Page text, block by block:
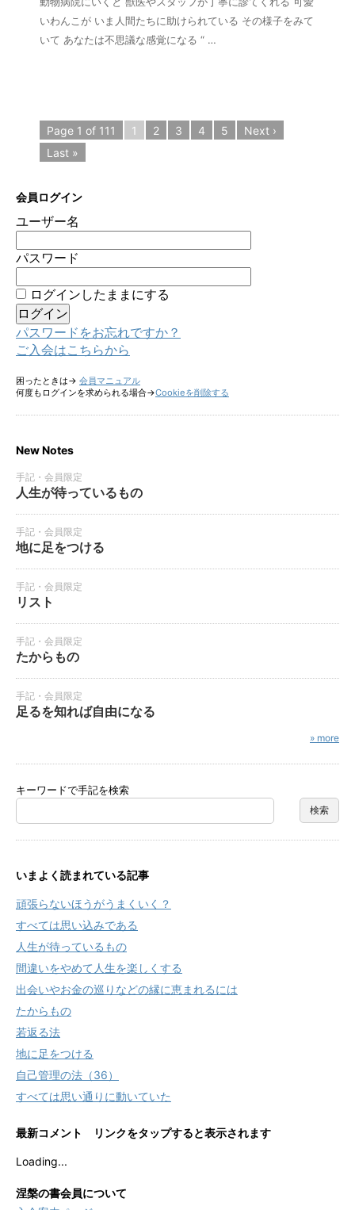
いわんこが いま人間たちに助けられている その様子をみて
いて あなたは不思議な感覚になる “ …
Page 1 of 111 1 2 3 4 5
Next ›
Last »
会員ログイン
ユーザー名
パスワード
ログインしたままにする
パスワードをお忘れですか？
ご入会はこちらから
困ったときは→ 会員マニュアル
何度もログインを求められる場合→Cookieを削除する
New Notes
手記・会員限定
人生が待っているもの
手記・会員限定
地に足をつける
手記・会員限定
リスト
手記・会員限定
たからもの
手記・会員限定
足るを知れば自由になる
» more
キーワードで手記を検索
いまよく読まれている記事
頑張らないほうがうまくいく？
すべては思い込みである
人生が待っているもの
間違いをやめて人生を楽しくする
出会いやお金の巡りなどの縁に恵まれるには
たからもの
若返る法
地に足をつける
自己管理の法（36）
すべては思い通りに動いていた
最新コメント リンクをタップすると表示されます
Loading...
涅槃の書会員について